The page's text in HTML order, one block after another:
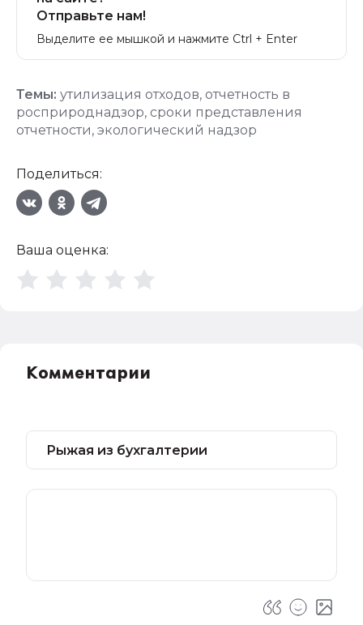
Отправьте нам!
Выделите ее мышкой и нажмите Ctrl + Enter
Темы: утилизация отходов, отчетность в
росприроднадзор, сроки представления
отчетности, экологический надзор
Поделиться:
Ваша оценка:
Комментарии